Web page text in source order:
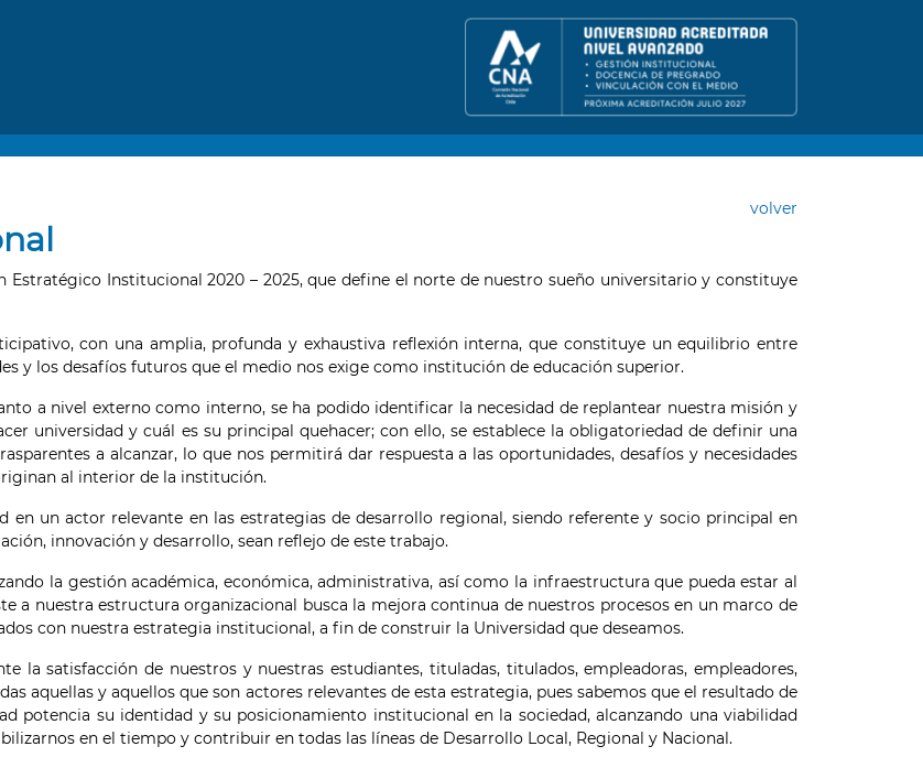
volver
Institucional 2020 – 2025, que define el norte de nuestro sueño universitario y constituye
con una amplia, profunda y exhaustiva reflexión interna, que constituye un equilibrio entre
y los desafíos futuros que el medio nos exige como institución de educación superior.
a nivel externo como interno, se ha podido identificar la necesidad de replantear nuestra misión y
universidad y cuál es su principal quehacer; con ello, se establece la obligatoriedad de definir una
a alcanzar, lo que nos permitirá dar respuesta a las oportunidades, desafíos y necesidades
al interior de la institución.
en un actor relevante en las estrategias de desarrollo regional, siendo referente y socio principal en
innovación y desarrollo, sean reflejo de este trabajo.
la gestión académica, económica, administrativa, así como la infraestructura que pueda estar al
a nuestra estructura organizacional busca la mejora continua de nuestros procesos en un marco de
con nuestra estrategia institucional, a fin de construir la Universidad que deseamos.
la satisfacción de nuestros y nuestras estudiantes, tituladas, titulados, empleadoras, empleadores,
aquellas y aquellos que son actores relevantes de esta estrategia, pues sabemos que el resultado de
potencia su identidad y su posicionamiento institucional en la sociedad, alcanzando una viabilidad
en el tiempo y contribuir en todas las líneas de Desarrollo Local, Regional y Nacional.